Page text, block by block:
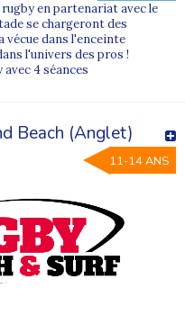
en partenariat avec le
se chargeront des
vécue dans l'enceinte
l'univers des pros !
4 séances
Beach (Anglet)
11-14 ANS